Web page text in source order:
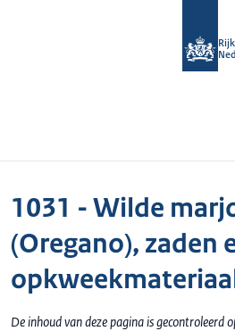
1031 - Wilde
(Oregano), zaden
De inhoud van deze pagina is gecontroleerd